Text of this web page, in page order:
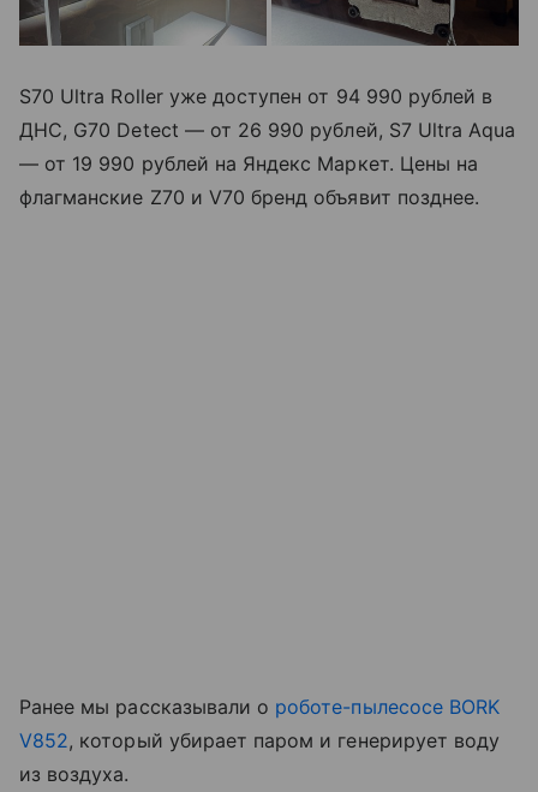
S70 Ultra Roller уже доступен от 94 990 рублей в
ДНС, G70 Detect — от 26 990 рублей, S7 Ultra Aqua
— от 19 990 рублей на Яндекс Маркет. Цены на
флагманские Z70 и V70 бренд объявит позднее.
Ранее мы рассказывали о роботе-пылесосе BORK
V852, который убирает паром и генерирует воду
из воздуха.